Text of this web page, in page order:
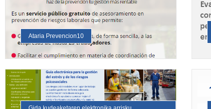
Ataria Prevencion10